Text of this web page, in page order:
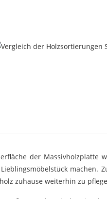
der Massivholzplatte
machen.
zuhause weiterhin zu